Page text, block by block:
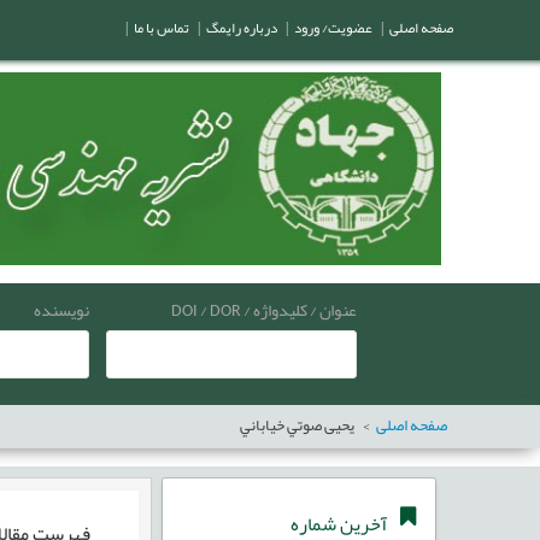
عنوان / کلیدواژه / DOI / DOR نویسنده
صفحه اصلی یحیی صوتي خياباني
آخرین شماره
صفحه اصلی | عضویت/ ورود | درباره رایمگ | تماس با ما |